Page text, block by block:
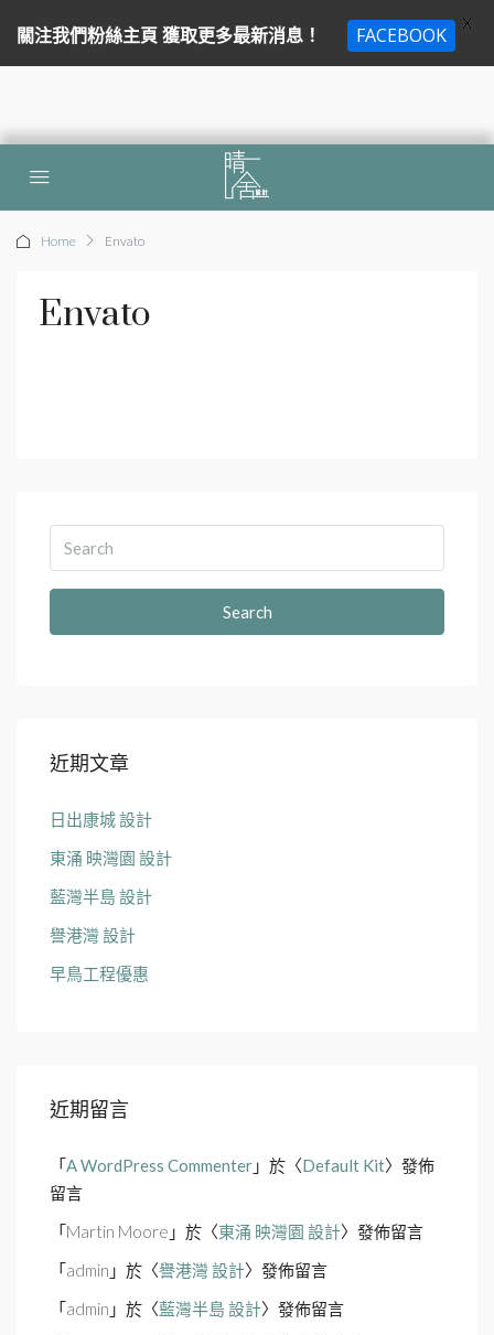
Home Envato
Envato
Search
近期文章
日出康城 設計
東涌 映灣園 設計
藍灣半島 設計
譽港灣 設計
早鳥工程優惠
近期留言
「A WordPress Commenter 」於〈Default Kit〉發佈
留言
「Martin Moore 」於〈東涌 映灣園 設計〉發佈留言
「admin 」於〈譽港灣 設計〉發佈留言
「admin 」於〈藍灣半島 設計〉發佈留言
關注我們粉絲主頁 獲取更多最新消息！ FACEBOOK
X